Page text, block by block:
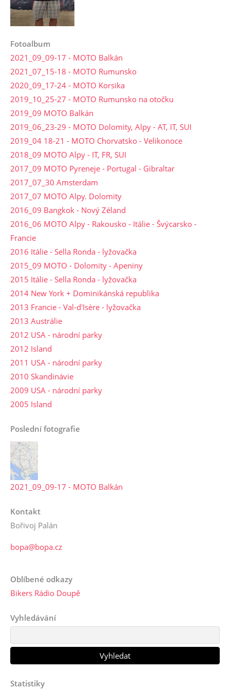
Fotoalbum
2021_09_09-17 - MOTO Balkán
2021_07_15-18 - MOTO Rumunsko
2020_09_17-24 - MOTO Korsika
2019_10_25-27 - MOTO Rumunsko na otočku
2019_09 MOTO Balkán
2019_06_23-29 - MOTO Dolomity, Alpy - AT, IT, SUI
2019_04 18-21 - MOTO Chorvatsko - Velikonoce
2018_09 MOTO Alpy - IT, FR, SUI
2017_09 MOTO Pyreneje - Portugal - Gibraltar
2017_07_30 Amsterdam
2017_07 MOTO Alpy. Dolomity
2016_09 Bangkok - Nový Zéland
2016_06 MOTO Alpy - Rakousko - Itálie - Švýcarsko -
Francie
2016 Itálie - Sella Ronda - lyžovačka
2015_09 MOTO - Dolomity - Apeniny
2015 Itálie - Sella Ronda - lyžovačka
2014 New York + Dominikánská republika
2013 Francie - Val-d'Isère - lyžovačka
2013 Austrálie
2012 USA - národní parky
2012 Island
2011 USA - národní parky
2010 Skandinávie
2009 USA - národní parky
2005 Island
Poslední fotografie
2021_09_09-17 - MOTO Balkán
Kontakt
Bořivoj Palán
bopa@bopa.cz
Oblíbené odkazy
Bikers Rádio Doupě
Vyhledávání
Statistiky